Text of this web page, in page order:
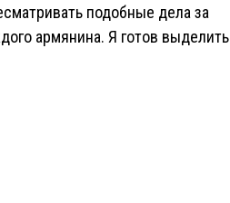
подобные дела за
армянина. Я готов выделить